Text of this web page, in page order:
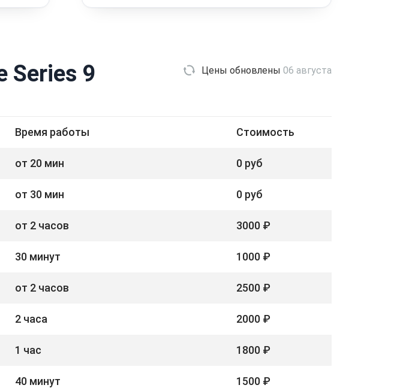
Series 9 Цены обновлены 06 августа
Время работы Стоимость
от 20 мин 0 руб
от 30 мин 0 руб
от 2 часов 3000 ₽
30 минут 1000 ₽
от 2 часов 2500 ₽
2 часа 2000 ₽
1 час 1800 ₽
40 минут 1500 ₽